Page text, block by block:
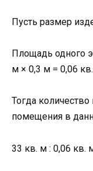
Пусть размер
Площадь одного
м × 0,3 м = 0,06
Тогда
помещения в
33 кв. м : 0,06 кв.